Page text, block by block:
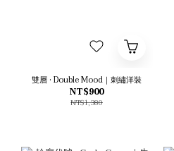
雙層 • Double Mood｜刺繡洋裝
NT$900
NT$1,380